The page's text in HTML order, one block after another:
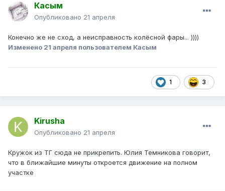
Касым
Опубликовано 21 апреля
Конечно же не сход, а неисправность колёсной фары... ))))
Изменено 21 апреля пользователем Касым
1 3
Kirusha
Опубликовано 21 апреля
Кружок из ТГ сюда не прикрепить. Юлия Темникова говорит,
что в ближайшие минуты откроется движение на полном
участке